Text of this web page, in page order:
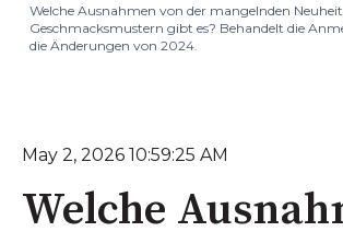
Welche Ausnahmen von der mangelnden
Geschmacksmustern gibt es? Behandelt die
die Änderungen von 2024.
May 2, 2026 10:59:25 AM
Welche